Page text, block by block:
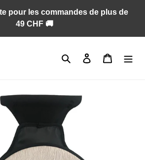
pour les commandes de plus de
49 CHF 🚚
RechercherSe connecter
Panier